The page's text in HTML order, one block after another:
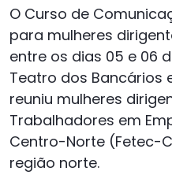
O Curso de
para mulheres
entre os dias 05 e 06
Teatro dos Bancários
reuniu mulheres
Trabalhadores em
Centro-Norte (Fetec-
região norte.